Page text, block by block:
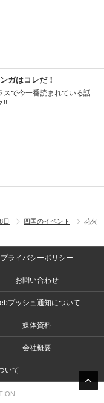
ガはコレだ！
スで今一番読まれている話
!!
日 四国のイベント 花火
プライバシーポリシー
お問い合わせ
プッシュ通知について
媒体資料
会社概要
いて